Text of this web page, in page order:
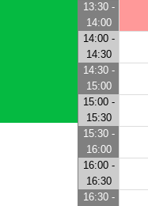
13:30 -
14:00
14:00 -
14:30
14:30 -
15:00
15:00 -
15:30
15:30 -
16:00
16:00 -
16:30
16:30 -